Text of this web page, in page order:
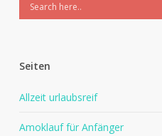
Seiten
Allzeit urlaubsreif
Amoklauf für Anfänger